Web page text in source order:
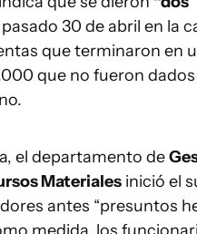
30 de abril en la
que terminaron en
que no fueron
el departamento de
Materiales inició el
antes “presuntos